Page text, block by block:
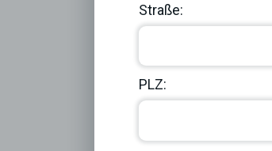
Straße:
PLZ: